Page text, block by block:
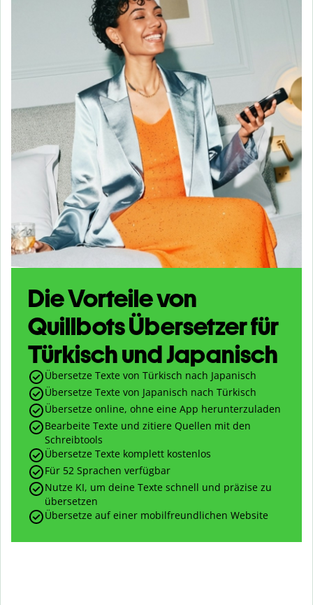
Die Vorteile von
Quillbots Übersetzer für
Türkisch und Japanisch
Übersetze Texte von Türkisch nach Japanisch
Übersetze Texte von Japanisch nach Türkisch
Übersetze online, ohne eine App herunterzuladen
Bearbeite Texte und zitiere Quellen mit den
Schreibtools
Übersetze Texte komplett kostenlos
Für 52 Sprachen verfügbar
Nutze KI, um deine Texte schnell und präzise zu
übersetzen
Übersetze auf einer mobilfreundlichen Website